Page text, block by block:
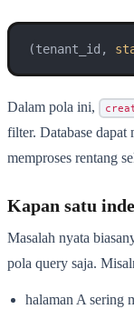
(tenant_id,
Dalam pola ini,
filter. Database dapat
memproses rentang
Kapan satu
Masalah nyata
pola query saja.
halaman A sering